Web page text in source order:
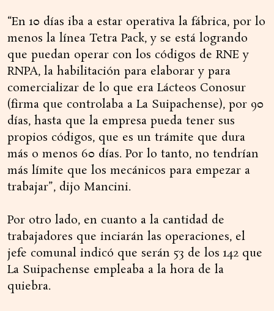
“En 10 días iba a estar operativa la fábrica, por lo
menos la línea Tetra Pack, y se está logrando
que puedan operar con los códigos de RNE y
RNPA, la habilitación para elaborar y para
comercializar de lo que era Lácteos Conosur
(firma que controlaba a La Suipachense), por 90
días, hasta que la empresa pueda tener sus
propios códigos, que es un trámite que dura
más o menos 60 días. Por lo tanto, no tendrían
más límite que los mecánicos para empezar a
trabajar”, dijo Mancini.
Por otro lado, en cuanto a la cantidad de
trabajadores que inciarán las operaciones, el
jefe comunal indicó que serán 53 de los 142 que
La Suipachense empleaba a la hora de la
quiebra.